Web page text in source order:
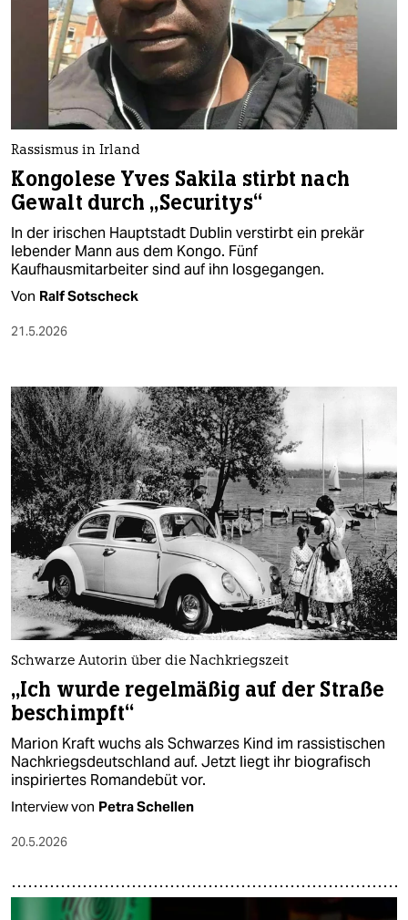
Rassismus in Irland
Kongolese Yves Sakila stirbt nach
Gewalt durch „Securitys“
In der irischen Hauptstadt Dublin verstirbt ein prekär
lebender Mann aus dem Kongo. Fünf
Kaufhausmitarbeiter sind auf ihn losgegangen.
Von Ralf Sotscheck
21.5.2026
Schwarze Autorin über die Nachkriegszeit
„Ich wurde regelmäßig auf der Straße
beschimpft“
Marion Kraft wuchs als Schwarzes Kind im rassistischen
Nachkriegsdeutschland auf. Jetzt liegt ihr biografisch
inspiriertes Romandebüt vor.
Interview von Petra Schellen
20.5.2026